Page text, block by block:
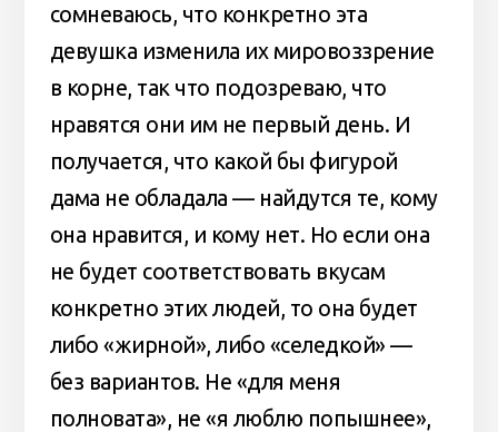
сомневаюсь, что конкретно эта
девушка изменила их мировоззрение
в корне, так что подозреваю, что
нравятся они им не первый день. И
получается, что какой бы фигурой
дама не обладала — найдутся те, кому
она нравится, и кому нет. Но если она
не будет соответствовать вкусам
конкретно этих людей, то она будет
либо «жирной», либо «селедкой» —
без вариантов. Не «для меня
полновата», не «я люблю попышнее»,